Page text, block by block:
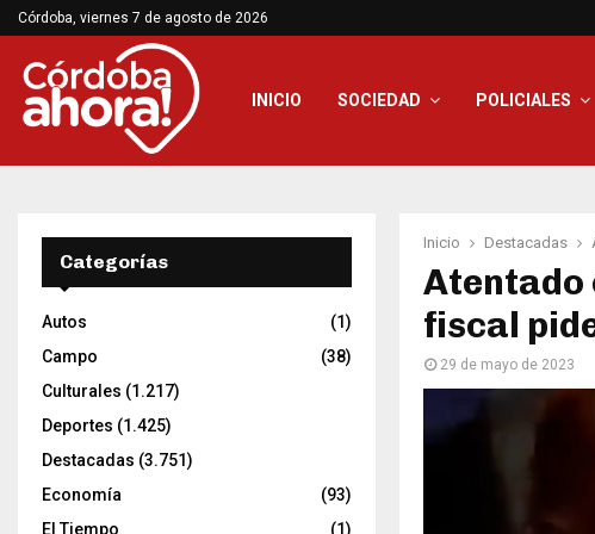
Córdoba, viernes 7 de agosto de 2026
INICIO SOCIEDAD POLICIALES
Inicio Destacadas
fiscal
29 de mayo de 2023
Categorías
Autos
(1)
Campo
(38)
Culturales (1.217)
Deportes (1.425)
Destacadas (3.751)
Economía
(93)
El Tiempo
(1)